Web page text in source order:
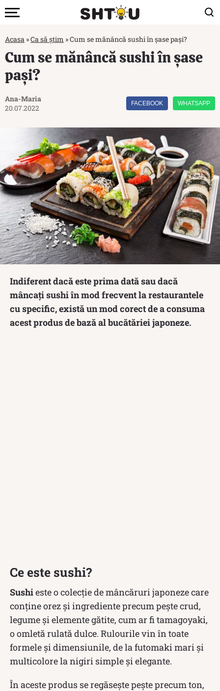
Acasa »Ca să știm »Cum se mănâncă sushi în șase pași?
Cum se mănâncă sushi în șase
pași?
Ana-Maria
20.07.2022
FACEBOOK WHATSAPP
Indiferent dacă este prima dată sau dacă
mâncați sushi în mod frecvent la restaurantele
cu specific, există un mod corect de a consuma
acest produs de bază al bucătăriei japoneze.
Ce este sushi?
Sushieste o colecție de mâncăruri japoneze care
conține orez și ingrediente precum pește crud,
legume și elemente gătite, cum ar fi tamagoyaki,
o omletă rulată dulce. Rulourile vin în toate
formele și dimensiunile, de la futomaki mari și
multicolore la nigiri simple și elegante.
În aceste produs se regăsește pește precum ton,